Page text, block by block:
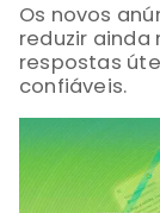
Os novos
reduzir ainda
respostas
confiáveis.